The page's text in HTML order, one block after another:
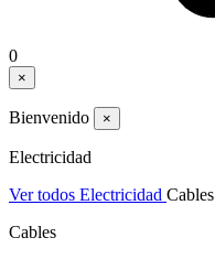
0
×
Bienvenido ×
Electricidad
Ver todos Electricidad Cables
Cables